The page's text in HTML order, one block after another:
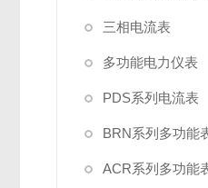
三相电流表
多功能电力仪表
PDS系列电流表
BRN系列多功能
ACR系列多功能